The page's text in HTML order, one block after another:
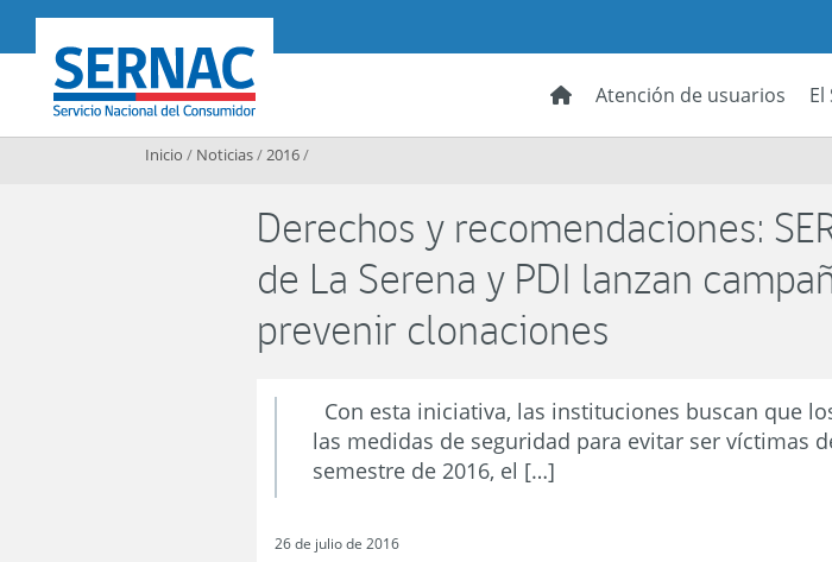
SERNAC
Atención de usuarios El
Inicio / Noticias/2016/
Derechos y recomendaciones:
de La Serena y PDI lanzan
prevenir clonaciones
Con esta iniciativa, las instituciones buscan que
las medidas de seguridad para evitar ser víctimas
semestre de 2016, el […]
26 de julio de 2016